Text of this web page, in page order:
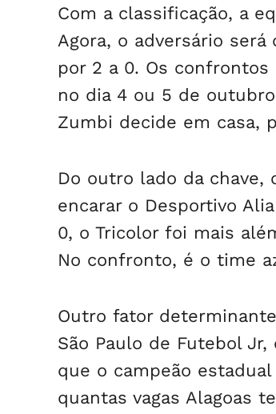
Com a classificação, a
Agora, o adversário
por 2 a 0. Os
no dia 4 ou 5 de
Zumbi decide em casa,
Do outro lado da chave,
encarar o Desportivo
0, o Tricolor foi mais
No confronto, é o time
Outro fator
São Paulo de Futebol Jr,
que o campeão
quantas vagas Alagoas